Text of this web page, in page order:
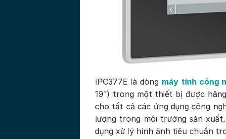
IPC377E là dòng máy tính công
19″) trong một thiết bị được
cho tất cả các ứng dụng công
lượng trong môi trường sản
dụng xử lý hình ảnh tiêu chuẩn